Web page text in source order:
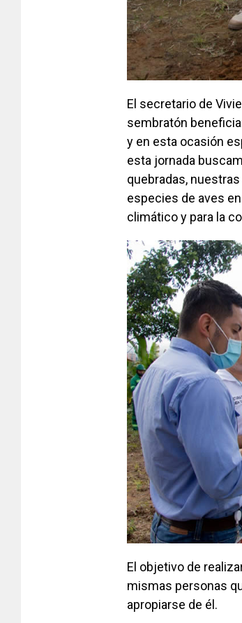
El secretario de
sembratón
y en esta ocasión
esta jornada
quebradas,
especies de aves
climático y para la
El objetivo de
mismas personas
apropiarse de él.